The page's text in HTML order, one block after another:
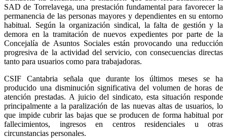
SAD de Torrelavega, una prestación fundamental para favorecer la
permanencia de las personas mayores y dependientes en su entorno
habitual. Según la organización sindical, la falta de gestión y la
demora en la tramitación de nuevos expedientes por parte de la
Concejalía de Asuntos Sociales están provocando una reducción
progresiva de la actividad del servicio, con consecuencias directas
tanto para usuarios como para trabajadoras.
CSIF Cantabria señala que durante los últimos meses se ha
producido una disminución significativa del volumen de horas de
atención prestadas. A juicio del sindicato, esta situación responde
principalmente a la paralización de las nuevas altas de usuarios, lo
que impide cubrir las bajas que se producen de forma habitual por
fallecimientos, ingresos en centros residenciales u otras
circunstancias personales.